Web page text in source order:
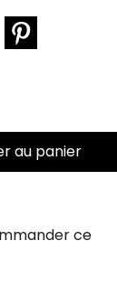
au panier
ce